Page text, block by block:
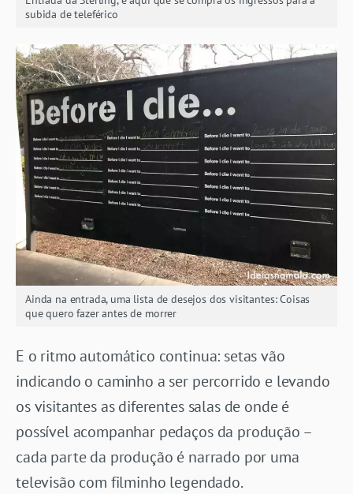
subida de teleférico
Ainda na entrada, uma lista de desejos dos visitantes: Coisas
que quero fazer antes de morrer
E o ritmo automático continua: setas vão
indicando o caminho a ser percorrido e levando
os visitantes as diferentes salas de onde é
possível acompanhar pedaços da produção –
cada parte da produção é narrado por uma
televisão com filminho legendado.